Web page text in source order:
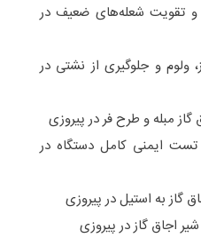
و تقویت شعله‌های ضعیف در
ولوم و جلوگیری از نشتی در
گاز مبله و طرح فر در پیروزی
ایمنی کامل دستگاه در
گاز به استیل در پیروزی
اجاق گاز در پیروزی